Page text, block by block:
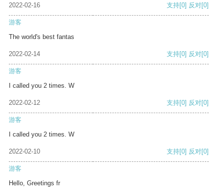
2022-02-16 支持[0] 反对[0]
游客
The world's best fantas
2022-02-14 支持[0] 反对[0]
游客
I called you 2 times. W
2022-02-12 支持[0] 反对[0]
游客
I called you 2 times. W
2022-02-10 支持[0] 反对[0]
游客
Hello, Greetings fr